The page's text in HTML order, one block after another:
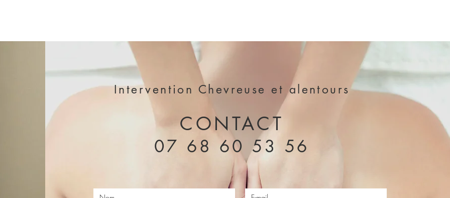
CONTACT
Intervention Chevreuse et alentours
CONTACT
07 68 60 53 56